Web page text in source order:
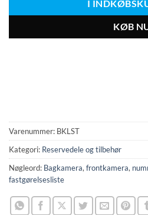
I
KØB
Varenummer: BKLST
Kategori: Reservedele og tilbehør
Nøgleord: Bagkamera, frontkamera,
fastgørelsesliste